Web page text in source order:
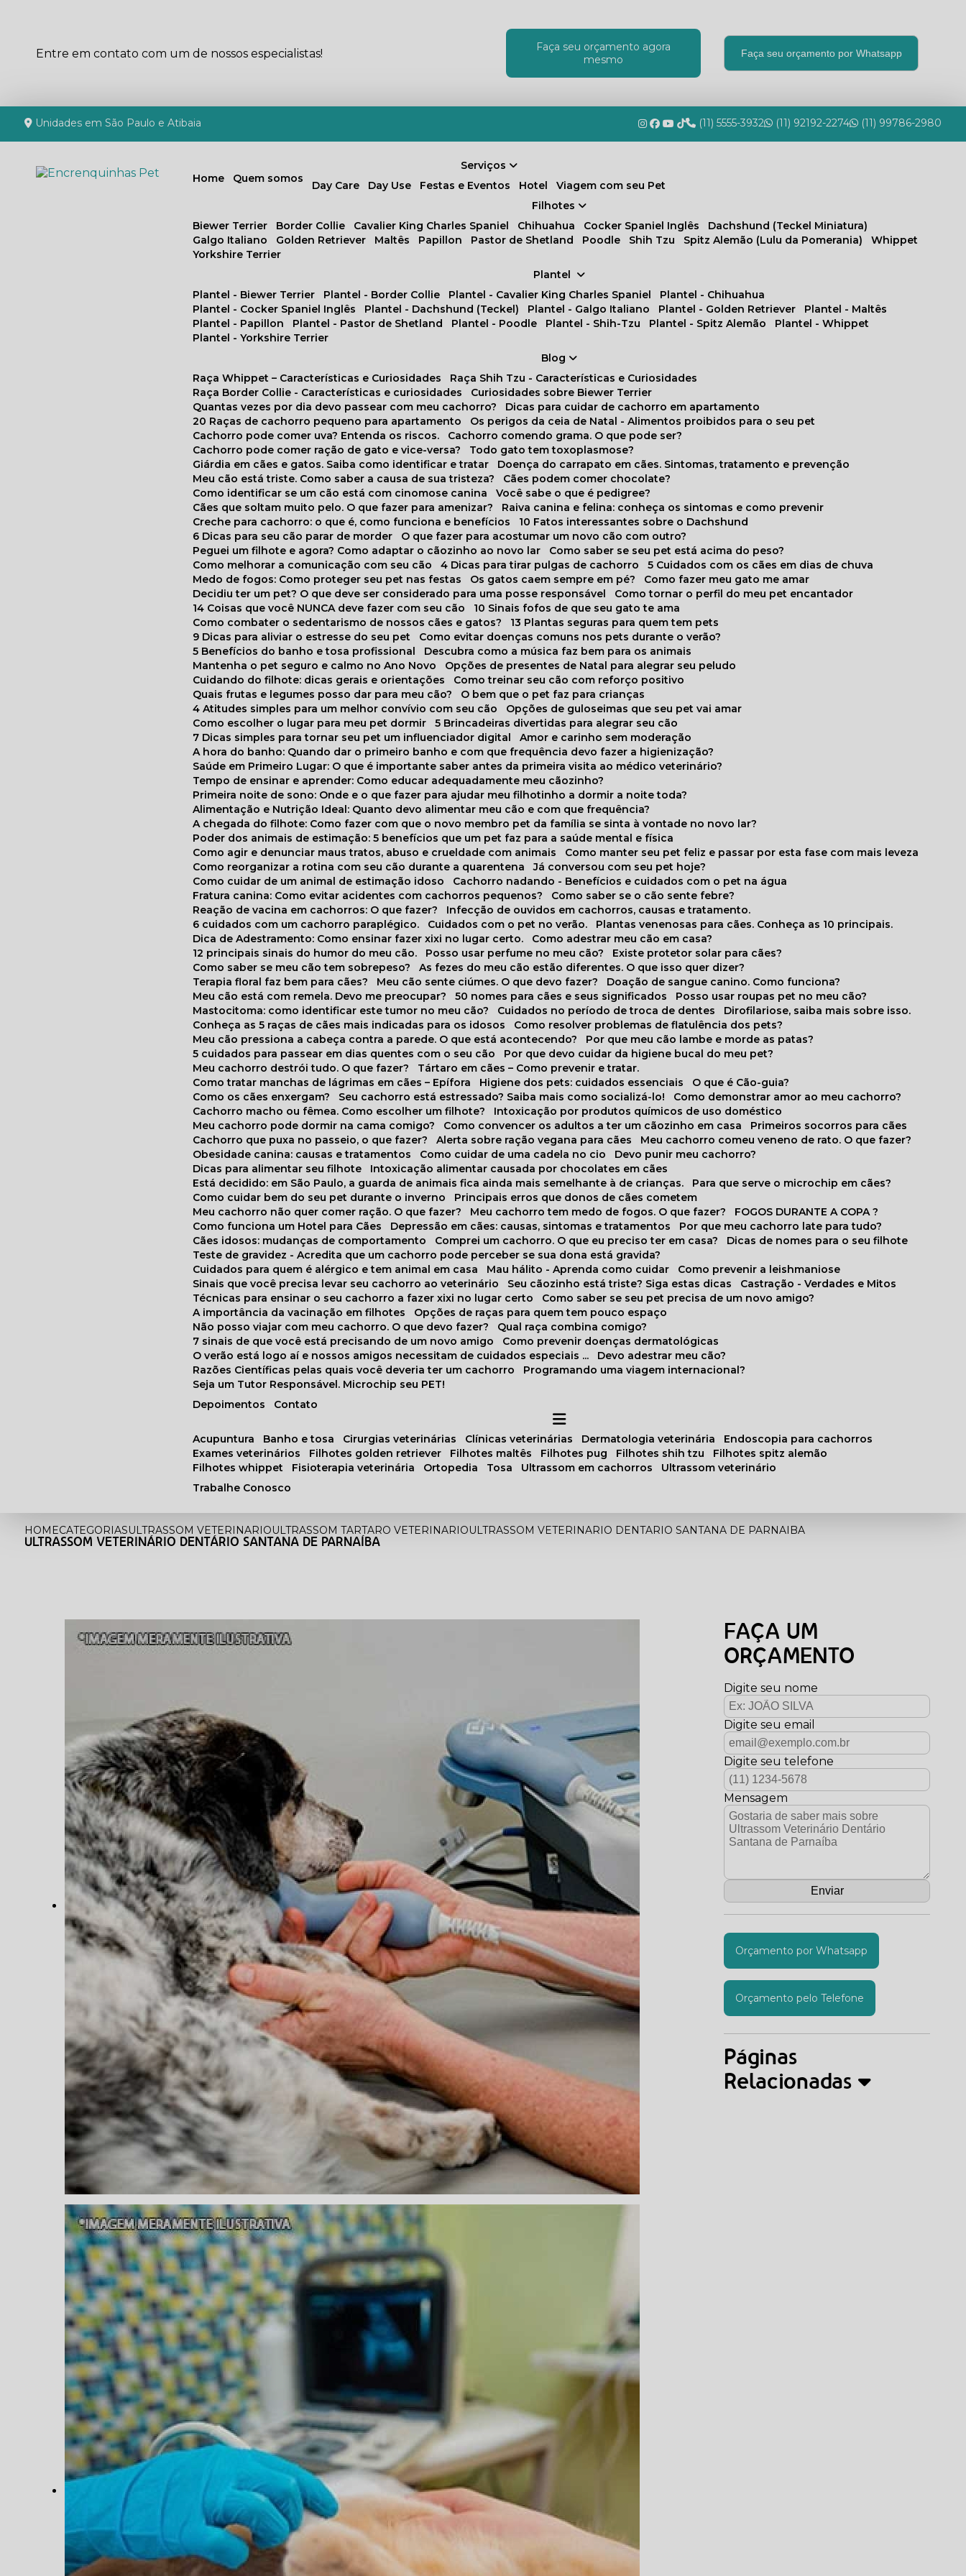
Entre em contato com um de nossos especialistas!
Faça seu orçamento agora
mesmo
Faça seu orçamento por Whatsapp
Unidades em São Paulo e Atibaia (11) 5555-3932 (11) 92192-2274 (11) 99786-2980
Home Quem somos
Depoimentos
Plantel
Plantel - Biewer Terrier
Plantel - Border Collie Plantel - Cavalier King Charles Spaniel
Plantel - Chihuahua
Plantel - Cocker Spaniel Inglês
Plantel - Dachshund (Teckel) Plantel - Galgo Italiano Plantel - Golden Retriever
Plantel - Maltês
Plantel - Papillon
Plantel - Pastor de Shetland Plantel - Poodle Plantel - Shih-Tzu Plantel - Spitz Alemão
Plantel - Whippet
Plantel - Yorkshire Terrier
Blog
Raça Whippet – Características e Curiosidades
Raça Shih Tzu - Características e Curiosidades
Raça Border Collie - Características e curiosidades
Curiosidades sobre Biewer Terrier
Quantas vezes por dia devo passear com meu cachorro?
Dicas para cuidar de cachorro em apartamento
20 Raças de cachorro pequeno para apartamento
Os perigos da ceia de Natal - Alimentos proibidos para o seu pet
Cachorro pode comer uva? Entenda os riscos.
Cachorro comendo grama. O que pode ser?
Cachorro pode comer ração de gato e vice-versa?
Todo gato tem toxoplasmose?
Giárdia em cães e gatos. Saiba como identificar e tratar
Doença do carrapato em cães. Sintomas, tratamento e prevenção
Meu cão está triste. Como saber a causa de sua tristeza?
Cães podem comer chocolate?
Como identificar se um cão está com cinomose canina
Você sabe o que é pedigree?
Cães que soltam muito pelo. O que fazer para amenizar?
Raiva canina e felina: conheça os sintomas e como prevenir
Creche para cachorro: o que é, como funciona e benefícios
10 Fatos interessantes sobre o Dachshund
6 Dicas para seu cão parar de morder
O que fazer para acostumar um novo cão com outro?
Peguei um filhote e agora? Como adaptar o cãozinho ao novo lar
Como saber se seu pet está acima do peso?
Como melhorar a comunicação com seu cão
4 Dicas para tirar pulgas de cachorro
5 Cuidados com os cães em dias de chuva
Medo de fogos: Como proteger seu pet nas festas
Os gatos caem sempre em pé?
Como fazer meu gato me amar
Decidiu ter um pet? O que deve ser considerado para uma posse responsável
Como tornar o perfil do meu pet encantador
14 Coisas que você NUNCA deve fazer com seu cão
10 Sinais fofos de que seu gato te ama
Como combater o sedentarismo de nossos cães e gatos?
13 Plantas seguras para quem tem pets
9 Dicas para aliviar o estresse do seu pet
Como evitar doenças comuns nos pets durante o verão?
5 Benefícios do banho e tosa profissional
Descubra como a música faz bem para os animais
Mantenha o pet seguro e calmo no Ano Novo
Opções de presentes de Natal para alegrar seu peludo
Cuidando do filhote: dicas gerais e orientações
Como treinar seu cão com reforço positivo
Quais frutas e legumes posso dar para meu cão?
O bem que o pet faz para crianças
4 Atitudes simples para um melhor convívio com seu cão
Opções de guloseimas que seu pet vai amar
Como escolher o lugar para meu pet dormir
5 Brincadeiras divertidas para alegrar seu cão
7 Dicas simples para tornar seu pet um influenciador digital
Amor e carinho sem moderação
A hora do banho: Quando dar o primeiro banho e com que frequência devo fazer a higienização?
Saúde em Primeiro Lugar: O que é importante saber antes da primeira visita ao médico veterinário?
Tempo de ensinar e aprender: Como educar adequadamente meu cãozinho?
Primeira noite de sono: Onde e o que fazer para ajudar meu filhotinho a dormir a noite toda?
Alimentação e Nutrição Ideal: Quanto devo alimentar meu cão e com que frequência?
A chegada do filhote: Como fazer com que o novo membro pet da família se sinta à vontade no novo lar?
Poder dos animais de estimação: 5 benefícios que um pet faz para a saúde mental e física
Como agir e denunciar maus tratos, abuso e crueldade com animais
Como manter seu pet feliz e passar por esta fase com mais leveza
Como reorganizar a rotina com seu cão durante a quarentena
Já conversou com seu pet hoje?
Como cuidar de um animal de estimação idoso
Cachorro nadando - Benefícios e cuidados com o pet na água
Fratura canina: Como evitar acidentes com cachorros pequenos?
Como saber se o cão sente febre?
Reação de vacina em cachorros: O que fazer?
Infecção de ouvidos em cachorros, causas e tratamento.
6 cuidados com um cachorro paraplégico.
Cuidados com o pet no verão.
Plantas venenosas para cães. Conheça as 10 principais.
Dica de Adestramento: Como ensinar fazer xixi no lugar certo.
Como adestrar meu cão em casa?
12 principais sinais do humor do meu cão.
Posso usar perfume no meu cão?
Existe protetor solar para cães?
Como saber se meu cão tem sobrepeso?
As fezes do meu cão estão diferentes. O que isso quer dizer?
Terapia floral faz bem para cães?
Meu cão sente ciúmes. O que devo fazer?
Doação de sangue canino. Como funciona?
Meu cão está com remela. Devo me preocupar?
50 nomes para cães e seus significados
Posso usar roupas pet no meu cão?
Mastocitoma: como identificar este tumor no meu cão?
Cuidados no período de troca de dentes
Dirofilariose, saiba mais sobre isso.
Conheça as 5 raças de cães mais indicadas para os idosos
Como resolver problemas de flatulência dos pets?
Meu cão pressiona a cabeça contra a parede. O que está acontecendo?
Por que meu cão lambe e morde as patas?
5 cuidados para passear em dias quentes com o seu cão
Por que devo cuidar da higiene bucal do meu pet?
Meu cachorro destrói tudo. O que fazer?
Tártaro em cães – Como prevenir e tratar.
Como tratar manchas de lágrimas em cães – Epífora
Higiene dos pets: cuidados essenciais
O que é Cão-guia?
Como os cães enxergam?
Seu cachorro está estressado? Saiba mais como socializá-lo!
Como demonstrar amor ao meu cachorro?
Cachorro macho ou fêmea. Como escolher um filhote?
Intoxicação por produtos químicos de uso doméstico
Meu cachorro pode dormir na cama comigo?
Como convencer os adultos a ter um cãozinho em casa
Primeiros socorros para cães
Cachorro que puxa no passeio, o que fazer?
Alerta sobre ração vegana para cães
Meu cachorro comeu veneno de rato. O que fazer?
Obesidade canina: causas e tratamentos
Como cuidar de uma cadela no cio
Devo punir meu cachorro?
Dicas para alimentar seu filhote
Intoxicação alimentar causada por chocolates em cães
Está decidido: em São Paulo, a guarda de animais fica ainda mais semelhante à de crianças.
Para que serve o microchip em cães?
Como cuidar bem do seu pet durante o inverno
Principais erros que donos de cães cometem
Meu cachorro não quer comer ração. O que fazer?
Meu cachorro tem medo de fogos. O que fazer?
FOGOS DURANTE A COPA ?
Como funciona um Hotel para Cães
Depressão em cães: causas, sintomas e tratamentos
Por que meu cachorro late para tudo?
Cães idosos: mudanças de comportamento
Comprei um cachorro. O que eu preciso ter em casa?
Dicas de nomes para o seu filhote
Teste de gravidez - Acredita que um cachorro pode perceber se sua dona está gravida?
Cuidados para quem é alérgico e tem animal em casa
Mau hálito - Aprenda como cuidar
Como prevenir a leishmaniose
Sinais que você precisa levar seu cachorro ao veterinário
Seu cãozinho está triste? Siga estas dicas
Castração - Verdades e Mitos
Técnicas para ensinar o seu cachorro a fazer xixi no lugar certo
Como saber se seu pet precisa de um novo amigo?
A importância da vacinação em filhotes
Opções de raças para quem tem pouco espaço
Não posso viajar com meu cachorro. O que devo fazer?
Qual raça combina comigo?
7 sinais de que você está precisando de um novo amigo
Como prevenir doenças dermatológicas
O verão está logo aí e nossos amigos necessitam de cuidados especiais ...
Devo adestrar meu cão?
Razões Científicas pelas quais você deveria ter um cachorro
Programando uma viagem internacional?
Seja um Tutor Responsável. Microchip seu PET!
Serviços
Day Care
Day Use Festas e Eventos Hotel
Viagem com seu Pet
Filhotes
Biewer Terrier
Border Collie Cavalier King Charles Spaniel Chihuahua Cocker Spaniel Inglês
Dachshund (Teckel Miniatura)
Galgo Italiano
Golden Retriever Maltês Papillon Pastor de Shetland Poodle Shih Tzu Spitz Alemão (Lulu da Pomerania)
Whippet
Yorkshire Terrier
Contato
acupuntura banho e tosa cirurgias veterinárias clínicas veterinárias dermatologia veterinária
endoscopia para cachorros
exames veterinários
filhotes golden retriever filhotes maltês filhotes pug filhotes shih tzu
filhotes spitz alemão
filhotes whippet
fisioterapia veterinária ortopedia tosa ultrassom em cachorros
ultrassom veterinário
Trabalhe Conosco
HOMECATEGORIASULTRASSOM VETERINARIOULTRASSOM TARTARO VETERINARIOULTRASSOM VETERINARIO DENTARIO SANTANA DE PARNAIBA
ULTRASSOM VETERINÁRIO DENTÁRIO SANTANA DE PARNAÍBA
FAÇA UM
ORÇAMENTO
Digite seu nome
Digite seu email
Digite seu telefone
Mensagem
Orçamento por Whatsapp
Orçamento pelo Telefone
Páginas
Relacionadas